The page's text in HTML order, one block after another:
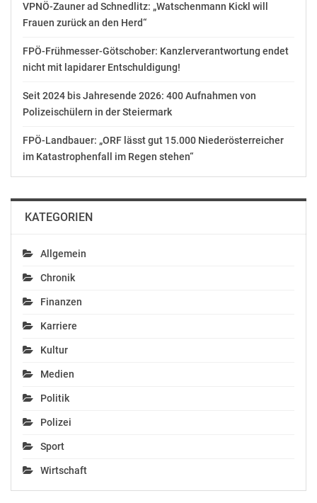
VPNÖ-Zauner ad Schnedlitz: „Watschenmann Kickl will
Frauen zurück an den Herd“
FPÖ-Frühmesser-Götschober: Kanzlerverantwortung endet
nicht mit lapidarer Entschuldigung!
Seit 2024 bis Jahresende 2026: 400 Aufnahmen von
Polizeischülern in der Steiermark
FPÖ-Landbauer: „ORF lässt gut 15.000 Niederösterreicher
im Katastrophenfall im Regen stehen“
KATEGORIEN
Allgemein
Chronik
Finanzen
Karriere
Kultur
Medien
Politik
Polizei
Sport
Wirtschaft